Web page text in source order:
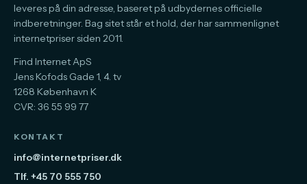
leveres på din adresse, baseret på udbydernes officielle
indberetninger. Bag sitet står et hold, der har sammenlignet
internetpriser siden 2011.
Find Internet ApS
Jens Kofods Gade 1, 4. tv
1268 København K
CVR: 36 55 99 77
KONTAKT
info@internetpriser.dk
Tlf. +45 70 555 750